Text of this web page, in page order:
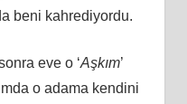
beni kahrediyordu.
eve o ‘Aşkım’
o adama kendini